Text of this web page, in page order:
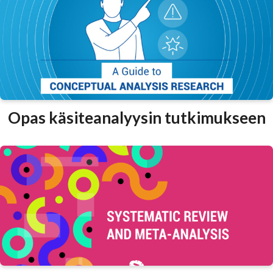
Opas käsiteanalyysin tutkimukseen